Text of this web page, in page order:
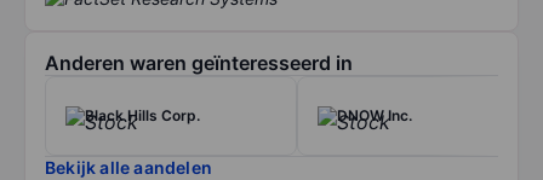
Anderen waren geïnteresseerd in
Black Hills Corp. DNOW Inc.
Bekijk alle aandelen